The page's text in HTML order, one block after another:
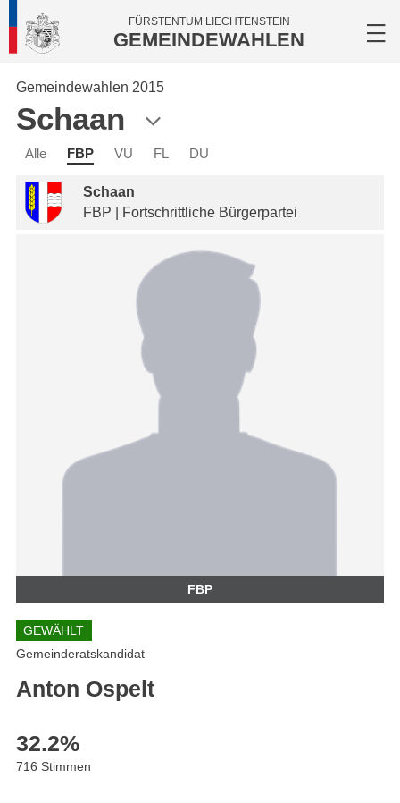
FÜRSTENTUM LIECHTENSTEIN
GEMEINDEWAHLEN
Gemeindewahlen 2015
Schaan
Alle FBP VU FL DU
Schaan
FBP | Fortschrittliche Bürgerpartei
FBP
GEWÄHLT
Gemeinderatskandidat
Anton Ospelt
32.2%
716 Stimmen